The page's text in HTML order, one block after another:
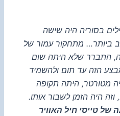
בסוריה היה שישה
ביותר… מתחקור עמור של
התברר שלא היתה שום
הזה עד תום ולהשמיד
מטורטר, היתה תקופה
היה הזמן לשבור אותו.
של טייסי חיל האוויר